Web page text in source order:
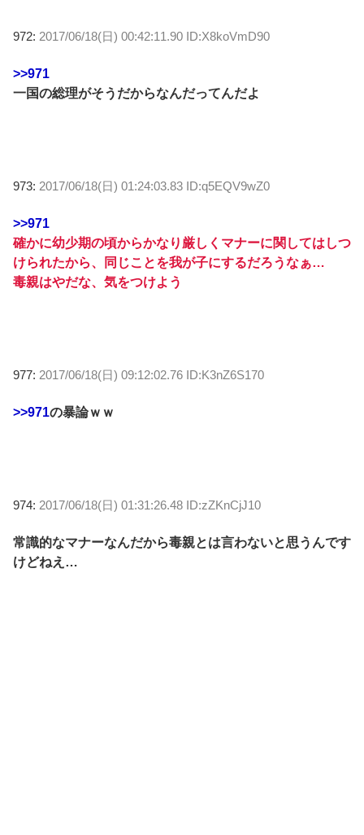
972: 2017/06/18(日) 00:42:11.90 ID:X8koVmD90
>>971
一国の総理がそうだからなんだってんだよ
973: 2017/06/18(日) 01:24:03.83 ID:q5EQV9wZ0
>>971
確かに幼少期の頃からかなり厳しくマナーに関してはしつ
けられたから、同じことを我が子にするだろうなぁ…
毒親はやだな、気をつけよう
977: 2017/06/18(日) 09:12:02.76 ID:K3nZ6S170
>>971の暴論ｗｗ
974: 2017/06/18(日) 01:31:26.48 ID:zZKnCjJ10
常識的なマナーなんだから毒親とは言わないと思うんです
けどねえ…